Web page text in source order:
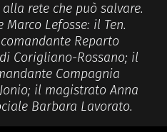
rete che può salvare.
Lefosse: il Ten.
Reparto
Corigliano-Rossano; il
Compagnia
il magistrato Anna
Barbara Lavorato.